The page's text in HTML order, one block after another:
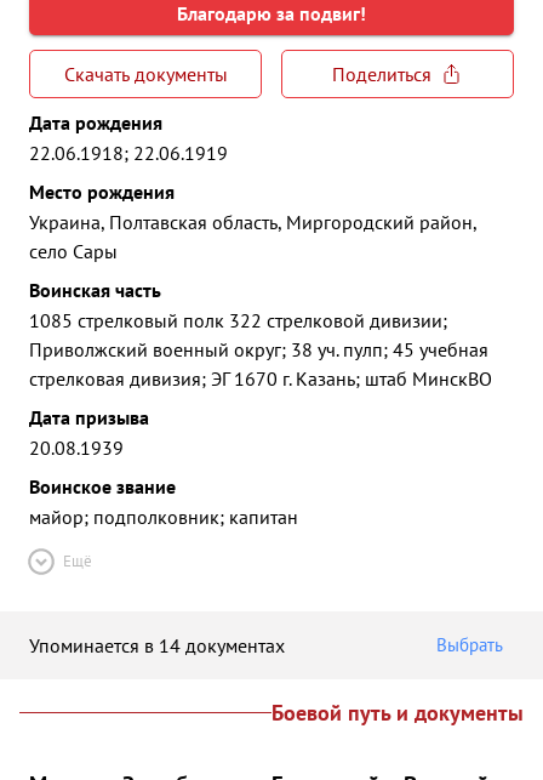
Благодарю за подвиг!
Скачать документы
Поделиться
Дата рождения
22.06.1918; 22.06.1919
Место рождения
Украина, Полтавская область, Миргородский район,
село Сары
Воинская часть
1085 стрелковый полк 322 стрелковой дивизии;
Приволжский военный округ; 38 уч. пулп; 45 учебная
стрелковая дивизия; ЭГ 1670 г. Казань; штаб МинскВО
Дата призыва
20.08.1939
Воинское звание
майор; подполковник; капитан
Ещё
Упоминается в 14 документах Выбрать
Боевой путь и документы